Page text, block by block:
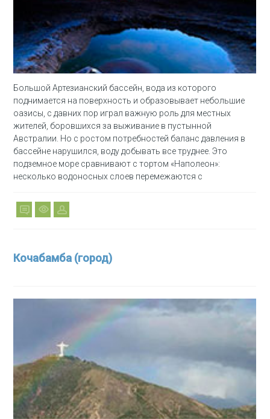
Большой Артезианский бассейн, вода из которого
поднимается на поверхность и образовывает небольшие
оазисы, с давних пор играл важную роль для местных
жителей, боровшихся за выживание в пустынной
Австралии. Но с ростом потребностей баланс давления в
бассейне нарушился, воду добывать все труднее. Это
подземное море сравнивают с тортом «Наполеон»:
несколько водоносных слоев перемежаются с
Кочабамба (город)